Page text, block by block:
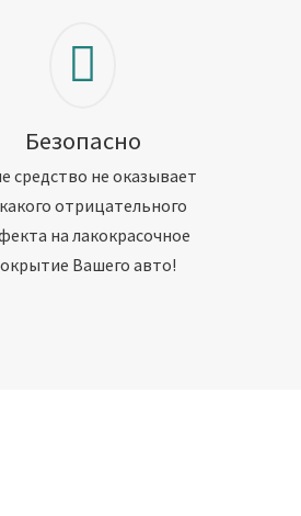
Безопасно
средство не оказывает
отрицательного
на лакокрасочное
Вашего авто!